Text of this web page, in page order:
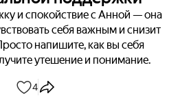
и спокойствие с Анной — она
себя важным и снизит
напишите, как вы себя
утешение и понимание.
4